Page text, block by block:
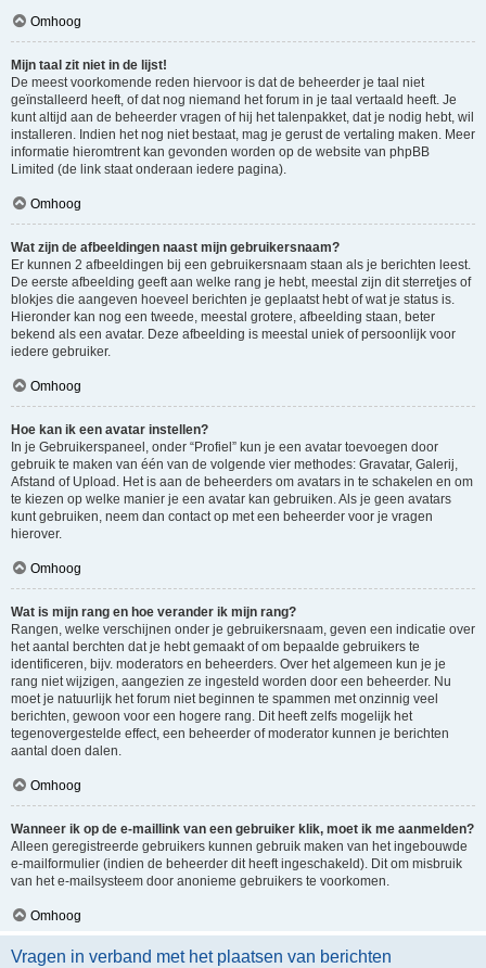
Omhoog
Mijn taal zit niet in de lijst!
De meest voorkomende reden hiervoor is dat de beheerder je taal niet
geïnstalleerd heeft, of dat nog niemand het forum in je taal vertaald heeft. Je
kunt altijd aan de beheerder vragen of hij het talenpakket, dat je nodig hebt, wil
installeren. Indien het nog niet bestaat, mag je gerust de vertaling maken. Meer
informatie hieromtrent kan gevonden worden op de website van phpBB
Limited (de link staat onderaan iedere pagina).
Omhoog
Wat zijn de afbeeldingen naast mijn gebruikersnaam?
Er kunnen 2 afbeeldingen bij een gebruikersnaam staan als je berichten leest.
De eerste afbeelding geeft aan welke rang je hebt, meestal zijn dit sterretjes of
blokjes die aangeven hoeveel berichten je geplaatst hebt of wat je status is.
Hieronder kan nog een tweede, meestal grotere, afbeelding staan, beter
bekend als een avatar. Deze afbeelding is meestal uniek of persoonlijk voor
iedere gebruiker.
Omhoog
Hoe kan ik een avatar instellen?
In je Gebruikerspaneel, onder “Profiel” kun je een avatar toevoegen door
gebruik te maken van één van de volgende vier methodes: Gravatar, Galerij,
Afstand of Upload. Het is aan de beheerders om avatars in te schakelen en om
te kiezen op welke manier je een avatar kan gebruiken. Als je geen avatars
kunt gebruiken, neem dan contact op met een beheerder voor je vragen
hierover.
Omhoog
Wat is mijn rang en hoe verander ik mijn rang?
Rangen, welke verschijnen onder je gebruikersnaam, geven een indicatie over
het aantal berchten dat je hebt gemaakt of om bepaalde gebruikers te
identificeren, bijv. moderators en beheerders. Over het algemeen kun je je
rang niet wijzigen, aangezien ze ingesteld worden door een beheerder. Nu
moet je natuurlijk het forum niet beginnen te spammen met onzinnig veel
berichten, gewoon voor een hogere rang. Dit heeft zelfs mogelijk het
tegenovergestelde effect, een beheerder of moderator kunnen je berichten
aantal doen dalen.
Omhoog
Wanneer ik op de e-maillink van een gebruiker klik, moet ik me aanmelden?
Alleen geregistreerde gebruikers kunnen gebruik maken van het ingebouwde
e-mailformulier (indien de beheerder dit heeft ingeschakeld). Dit om misbruik
van het e-mailsysteem door anonieme gebruikers te voorkomen.
Omhoog
Vragen in verband met het plaatsen van berichten